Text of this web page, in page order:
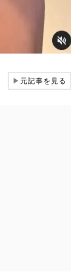
▶元記事を見る